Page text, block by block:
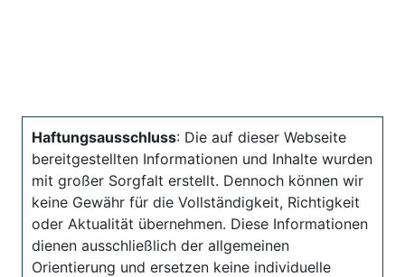
Haftungsausschluss: Die auf dieser Webseite
bereitgestellten Informationen und Inhalte wurden
mit großer Sorgfalt erstellt. Dennoch können wir
keine Gewähr für die Vollständigkeit, Richtigkeit
oder Aktualität übernehmen. Diese Informationen
dienen ausschließlich der allgemeinen
Orientierung und ersetzen keine individuelle